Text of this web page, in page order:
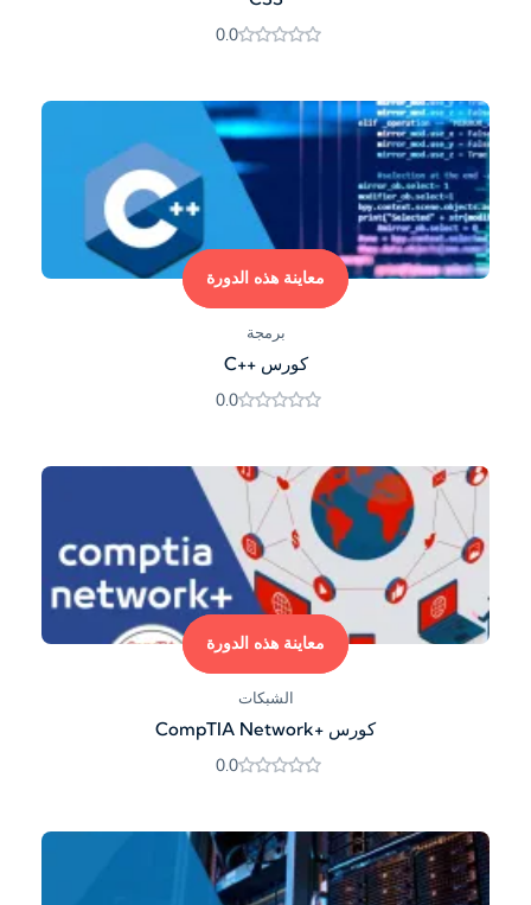
0.0
معاينة هذه الدورة
برمجة
كورس ++C
0.0
معاينة هذه الدورة
الشبكات
كورس +CompTIA Network
0.0